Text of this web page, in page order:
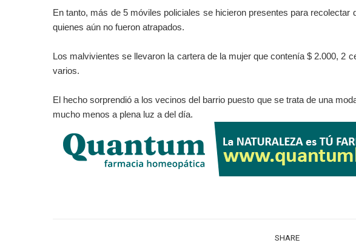
En tanto, más de 5 móviles policiales se hicieron presentes para recolectar
quienes aún no fueron atrapados.
Los malvivientes se llevaron la cartera de la mujer que contenía $ 2.000, 2
varios.
El hecho sorprendió a los vecinos del barrio puesto que se trata de una
mucho menos a plena luz a del día.
SHARE